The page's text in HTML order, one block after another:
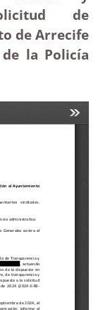
de
de Arrecife
la Policía